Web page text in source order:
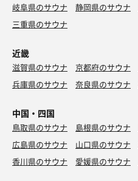
岐阜県のサウナ 静岡県のサウナ
三重県のサウナ
近畿
滋賀県のサウナ 京都府のサウナ
兵庫県のサウナ
奈良県のサウナ
中国・四国
鳥取県のサウナ 島根県のサウナ
広島県のサウナ
山口県のサウナ
香川県のサウナ
愛媛県のサウナ